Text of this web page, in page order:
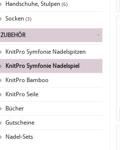
Handschuhe, Stulpen (6)
Socken (3)
ZUBEHÖR
KnitPro Symfonie Nadelspitzen
KnitPro Symfonie Nadelspiel
KnitPro Bamboo
KnitPro Seile
Bücher
Gutscheine
Nadel-Sets